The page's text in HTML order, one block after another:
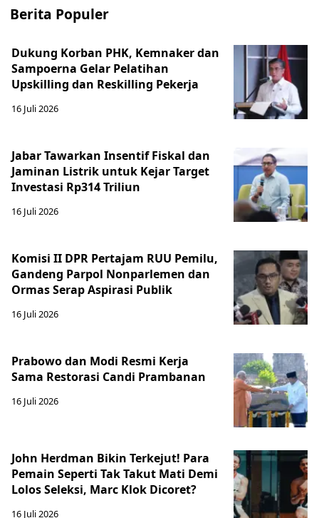
Berita Populer
Dukung Korban PHK, Kemnaker dan
Sampoerna Gelar Pelatihan
Upskilling dan Reskilling Pekerja
16 Juli 2026
Jabar Tawarkan Insentif Fiskal dan
Jaminan Listrik untuk Kejar Target
Investasi Rp314 Triliun
16 Juli 2026
Komisi II DPR Pertajam RUU Pemilu,
Gandeng Parpol Nonparlemen dan
Ormas Serap Aspirasi Publik
16 Juli 2026
Prabowo dan Modi Resmi Kerja
Sama Restorasi Candi Prambanan
16 Juli 2026
John Herdman Bikin Terkejut! Para
Pemain Seperti Tak Takut Mati Demi
Lolos Seleksi, Marc Klok Dicoret?
16 Juli 2026